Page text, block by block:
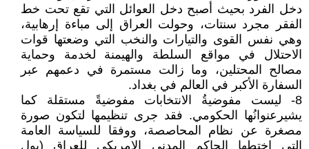
دخل الفرد بحيث أصبح دخل العوائل التي تقع تحت خط
الفقر مجرد سنتات، وحولت العراق إلى مباءة إرهابية،
وهي نفس القوى والتيارات والنخب التي وضعتها قوات
الاحتلال في مواقع السلطة والهيمنة لخدمة وحماية
مصالح المحتلين، وما زالت مستمرة في دعمهم عبر
السفارة الأكبر في العالم في بغداد.
8- ليست مفوضيةُ الانتخابات مفوضيةً مستقلة كما
يشيرعنوانُها الحكومي. فقد جرى تنظيمها لتكون صورة
مصغرة عن نظام المحاصصة، ووفقا للسياسة العامة
التي اختطها الحاكم المدني الامريكي للعراق (بول